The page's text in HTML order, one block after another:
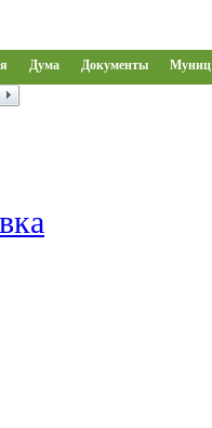
Дума Документы Муниц